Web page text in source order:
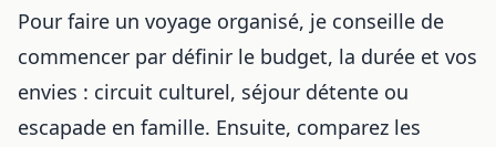
Pour faire un voyage organisé, je conseille de
commencer par définir le budget, la durée et vos
envies : circuit culturel, séjour détente ou
escapade en famille. Ensuite, comparez les